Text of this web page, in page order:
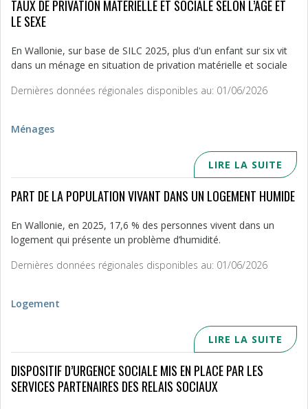
TAUX DE PRIVATION MATÉRIELLE ET SOCIALE SELON L’ÂGE ET
LE SEXE
En Wallonie, sur base de SILC 2025, plus d'un enfant sur six vit
dans un ménage en situation de privation matérielle et sociale
Dernières données régionales disponibles au: 01/06/2026
Ménages
LIRE LA SUITE
PART DE LA POPULATION VIVANT DANS UN LOGEMENT HUMIDE
En Wallonie, en 2025, 17,6 % des personnes vivent dans un
logement qui présente un problème d’humidité.
Dernières données régionales disponibles au: 01/06/2026
Logement
LIRE LA SUITE
DISPOSITIF D’URGENCE SOCIALE MIS EN PLACE PAR LES
SERVICES PARTENAIRES DES RELAIS SOCIAUX